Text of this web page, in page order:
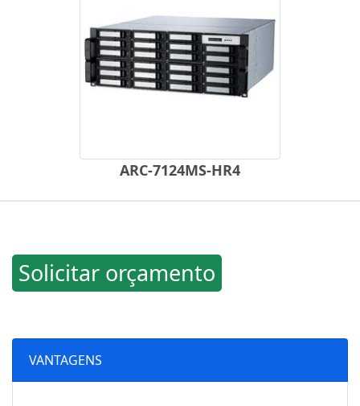
ARC-7124MS-HR4
Solicitar orçamento
VANTAGENS